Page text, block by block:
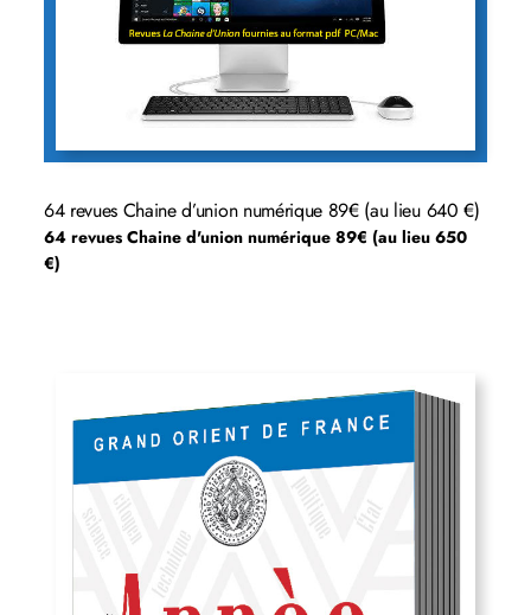
64 revues Chaine d’union numérique 89€ (au lieu 640 €)
64 revues Chaine d'union numérique 89€ (au lieu 650
€)